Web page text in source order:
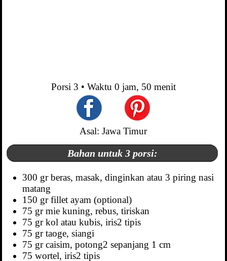
Porsi 3 • Waktu 0 jam, 50 menit
Asal: Jawa Timur
Bahan untuk 3 porsi:
300 gr beras, masak, dinginkan atau 3 piring nasi
matang
150 gr fillet ayam (optional)
75 gr mie kuning, rebus, tiriskan
75 gr kol atau kubis, iris2 tipis
75 gr taoge, siangi
75 gr caisim, potong2 sepanjang 1 cm
75 wortel, iris2 tipis